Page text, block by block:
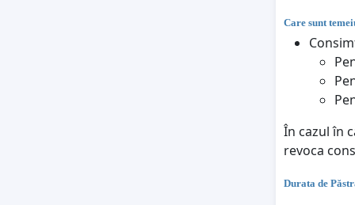
Care sunt
În cazul în
revoca
Durata de